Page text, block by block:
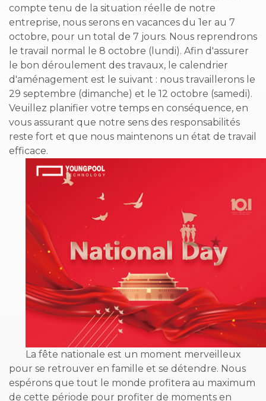
compte tenu de la situation réelle de notre
entreprise, nous serons en vacances du 1er au 7
octobre, pour un total de 7 jours. Nous reprendrons
le travail normal le 8 octobre (lundi). Afin d'assurer
le bon déroulement des travaux, le calendrier
d'aménagement est le suivant : nous travaillerons le
29 septembre (dimanche) et le 12 octobre (samedi).
Veuillez planifier votre temps en conséquence, en
vous assurant que notre sens des responsabilités
reste fort et que nous maintenons un état de travail
efficace.
La fête nationale est un moment merveilleux
pour se retrouver en famille et se détendre. Nous
espérons que tout le monde profitera au maximum
de cette période pour profiter de moments en